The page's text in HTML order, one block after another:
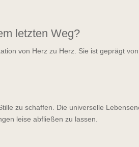
letzten Weg?
von Herz zu Herz. Sie ist geprägt von
zu schaffen. Die universelle
leise abfließen zu lassen.